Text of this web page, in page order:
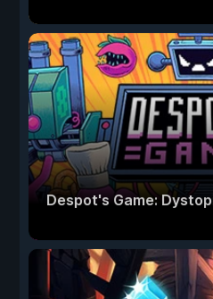
Despot's Game: